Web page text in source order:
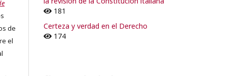
de
el
181
Certeza y verdad en el Derecho
174